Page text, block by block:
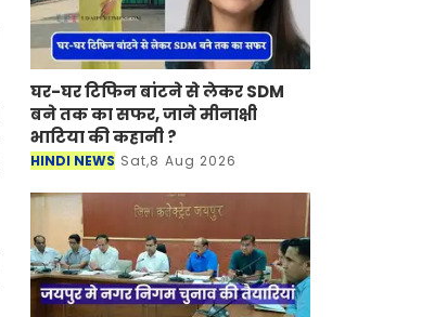
घर-घर टिफिन बांटने से लेकर SDM
बने तक का सफर, जाने मीनाक्षी
भाटिया की कहानी ?
HINDI NEWS Sat,8 Aug 2026